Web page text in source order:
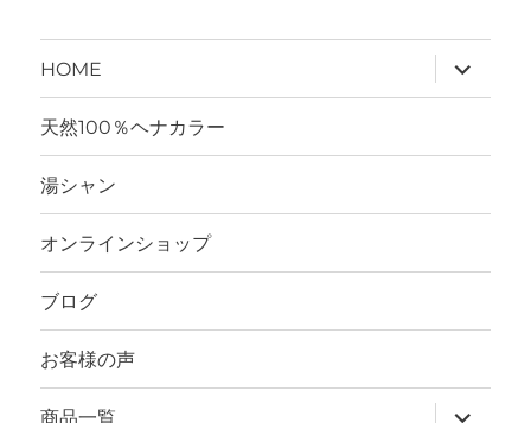
HOME
ブ
メ
ー
開
天然100％ヘナカラー
湯シャン
オンラインショップ
ブログ
お客様の声
商品一覧